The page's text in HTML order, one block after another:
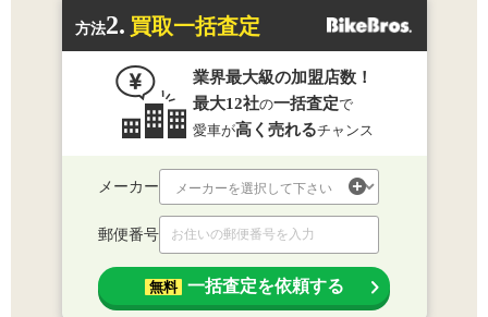
方法2. 買取一括査定
業界最大級の加盟店数！
最大12社の一括査定で
愛車が高く売れるチャンス
メーカー
郵便番号
無料 一括査定を依頼する